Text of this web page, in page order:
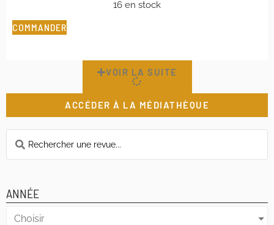
ACCÉDER À LA MÉDIATHÈQUE
ANNÉE
Choisir
16 en stock
COMMANDER
VOIR LA SUITE